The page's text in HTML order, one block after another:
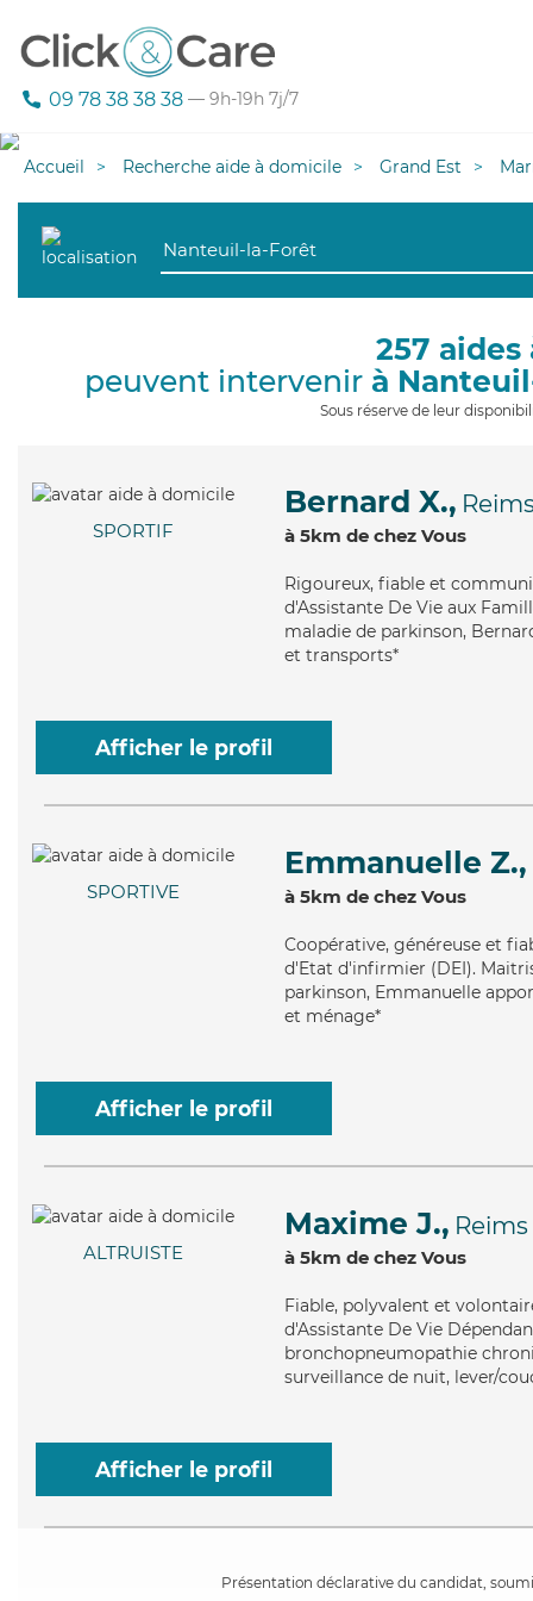
09 78 38 38 38 — 9h-19h 7j/7
Accueil Recherche aide à domicile Grand Est
257
peuvent intervenir à
Sous réserve de leur
SPORTIF
Bernard X., Reims
à 5km de chez Vous
Rigoureux, fiable et
d'Assistante De Vie aux
maladie de parkinson,
et transports*
Afficher le profil
SPORTIVE
Emmanuelle Z.,
à 5km de chez Vous
Coopérative, généreuse et
d'Etat d'infirmier (DEI).
parkinson, Emmanuelle
et ménage*
Afficher le profil
ALTRUISTE
Maxime J., Reims
à 5km de chez Vous
Fiable, polyvalent et
d'Assistante De Vie
bronchopneumopathie
surveillance de nuit, lever/
Afficher le profil
Présentation déclarative du candidat,